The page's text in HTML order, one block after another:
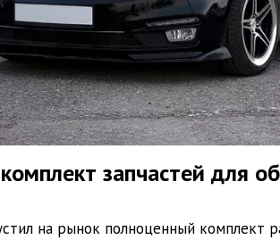
запчастей для
на рынок полноценный комплект